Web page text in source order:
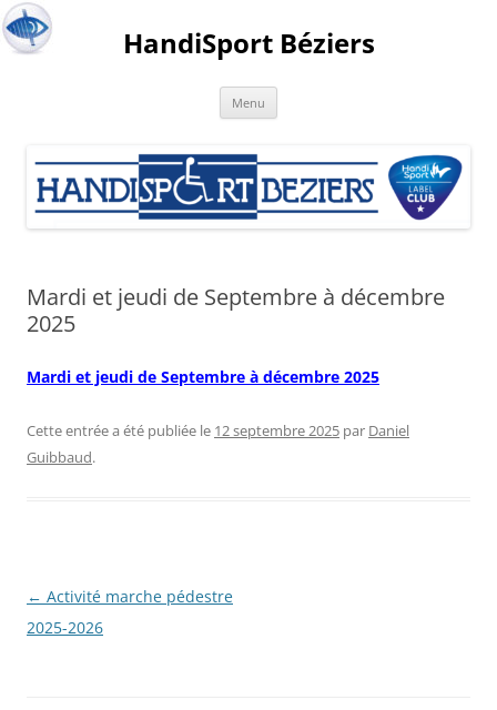
HandiSport Béziers
Menu
Mardi et jeudi de Septembre à décembre
2025
Mardi et jeudi de Septembre à décembre 2025
Cette entrée a été publiée le 12 septembre 2025 par Daniel
Guibbaud.
Navigation
des
← Activité marche pédestre
2025-2026